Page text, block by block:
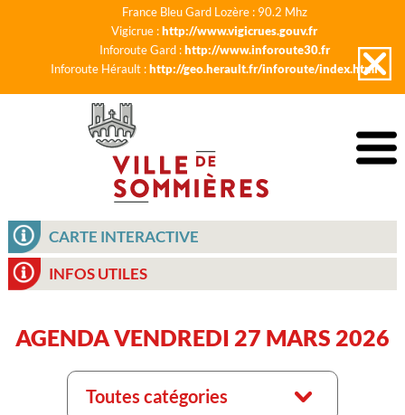
France Bleu Gard Lozère : 90.2 Mhz
Vigicrue :http://www.vigicrues.gouv.fr
Inforoute Gard :http://www.inforoute30.fr
Inforoute Hérault :http://geo.herault.fr/inforoute/index.html
CARTE INTERACTIVE
INFOS UTILES
AGENDA VENDREDI 27 MARS 2026
Toutes catégories